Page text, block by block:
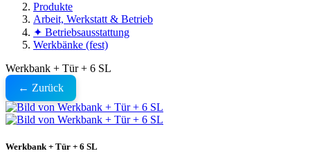
Produkte
Arbeit, Werkstatt & Betrieb
✦ Betriebsausstattung
Werkbänke (fest)
Werkbank + Tür + 6 SL
← Zurück
Werkbank + Tür + 6 SL